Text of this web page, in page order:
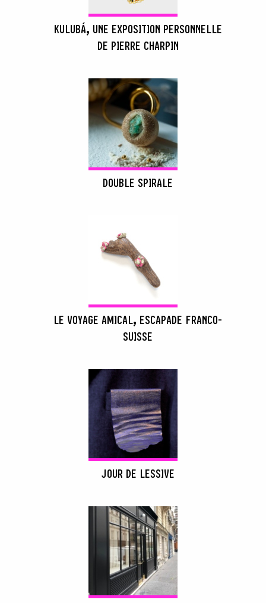
KULUBÁ, UNE EXPOSITION PERSONNELLE
DE PIERRE CHARPIN
DOUBLE SPIRALE
LE VOYAGE AMICAL, ESCAPADE FRANCO-
SUISSE
JOUR DE LESSIVE